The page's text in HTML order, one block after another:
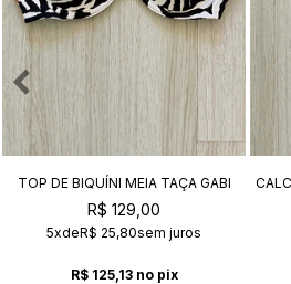
TOP DE BIQUÍNI MEIA TAÇA GABI
SAFARI
R$ 129,00
5xdeR$ 25,80sem juros
R$ 125,13 no pix